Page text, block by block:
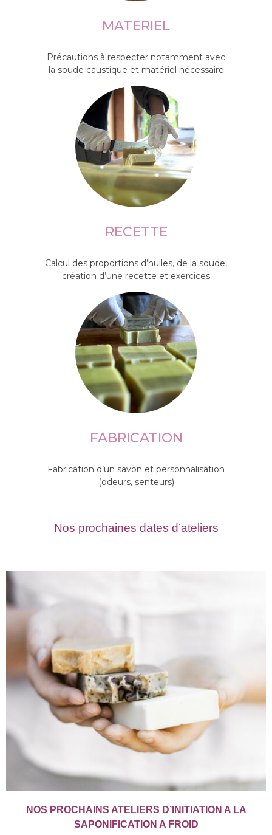
MATERIEL
Précautions à respecter notamment avec
la soude caustique et matériel nécessaire
RECETTE
Calcul des proportions d’huiles, de la soude,
création d’une recette et exercices
FABRICATION
Fabrication d’un savon et personnalisation
(odeurs, senteurs)
Nos prochaines dates d’ateliers
NOS PROCHAINS ATELIERS D’INITIATION A LA
SAPONIFICATION A FROID